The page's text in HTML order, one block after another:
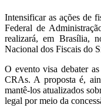
Intensificar as ações de
Federal de
realizará, em Brasília,
Nacional dos Fiscais do
O evento visa debater
CRAs. A proposta é,
mantê-los atualizados
legal por meio da